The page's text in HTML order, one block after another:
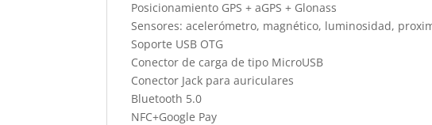
Posicionamiento GPS + aGPS + Glonass
Sensores: acelerómetro, magnético, luminosidad,
Soporte USB OTG
Conector de carga de tipo MicroUSB
Conector Jack para auriculares
Bluetooth 5.0
NFC+Google Pay